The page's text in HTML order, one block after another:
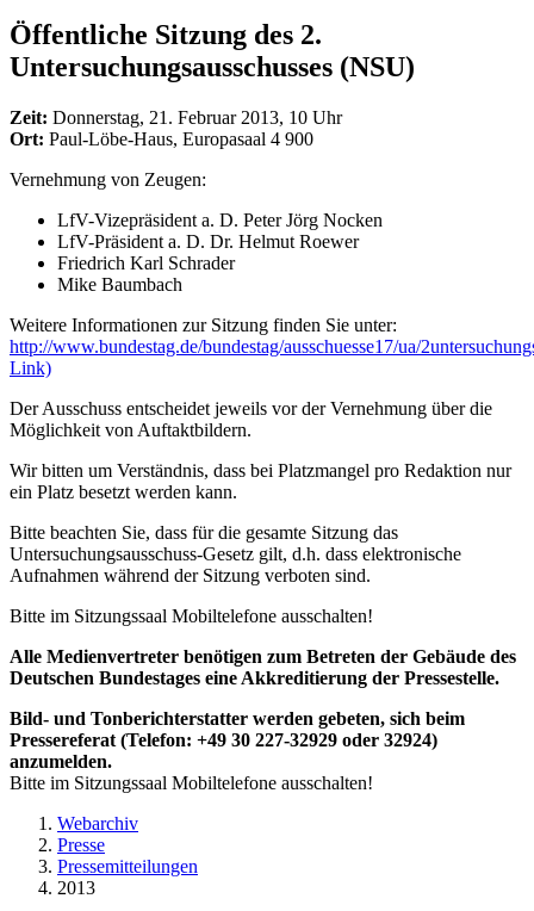
Öffentliche Sitzung des 2.
Untersuchungsausschusses (NSU)
Zeit: Donnerstag, 21. Februar 2013, 10 Uhr
Ort: Paul-Löbe-Haus, Europasaal 4 900
Vernehmung von Zeugen:
LfV-Vizepräsident a. D. Peter Jörg Nocken
LfV-Präsident a. D. Dr. Helmut Roewer
Friedrich Karl Schrader
Mike Baumbach
Weitere Informationen zur Sitzung finden Sie unter:
http://www.bundestag.de/bundestag/ausschuesse17/ua/
Link)
Der Ausschuss entscheidet jeweils vor der Vernehmung über die
Möglichkeit von Auftaktbildern.
Wir bitten um Verständnis, dass bei Platzmangel pro Redaktion nur
ein Platz besetzt werden kann.
Bitte beachten Sie, dass für die gesamte Sitzung das
Untersuchungsausschuss-Gesetz gilt, d.h. dass elektronische
Aufnahmen während der Sitzung verboten sind.
Bitte im Sitzungssaal Mobiltelefone ausschalten!
Alle Medienvertreter benötigen zum Betreten der Gebäude des
Deutschen Bundestages eine Akkreditierung der Pressestelle.
Bild- und Tonberichterstatter werden gebeten, sich beim
Pressereferat (Telefon: +49 30 227-32929 oder 32924)
anzumelden.
Bitte im Sitzungssaal Mobiltelefone ausschalten!
Webarchiv
Presse
Pressemitteilungen
2013